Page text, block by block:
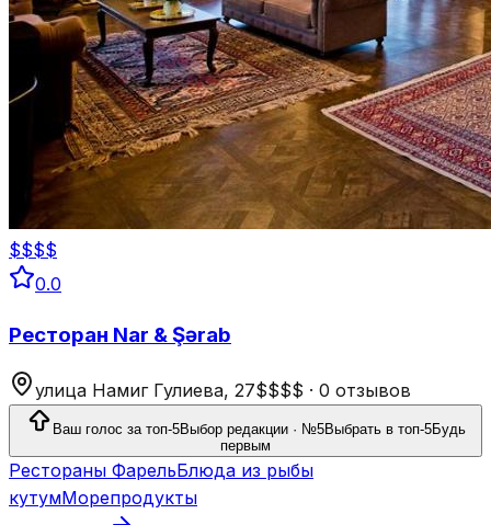
$$$$
0.0
Ресторан Nar & Şərab
улица Намиг Гулиева, 27$$$$ · 0 отзывов
Ваш голос за топ-5Выбор редакции · №5Выбрать в топ-5Будь
первым
Рестораны ФарельБлюда из рыбы
кутумМорепродукты